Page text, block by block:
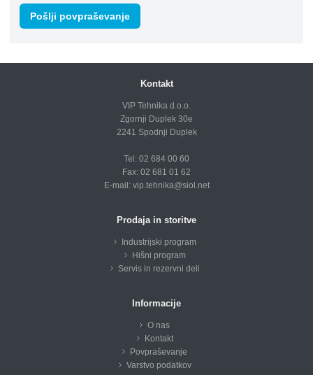
Kontakt
VIP Tehnika d.o.o.
Zgornji Duplek 30e
2241 Spodnji Duplek
Tel: 02 684 00 60
Fax: 02 681 01 62
E-mail: vip.tehnika@siol.net
Prodaja in storitve
Industrijski program
Hišni program
Servis in rezervni deli
Informacije
O nas
Kontakt
Povpraševanje
Varstvo podatkov